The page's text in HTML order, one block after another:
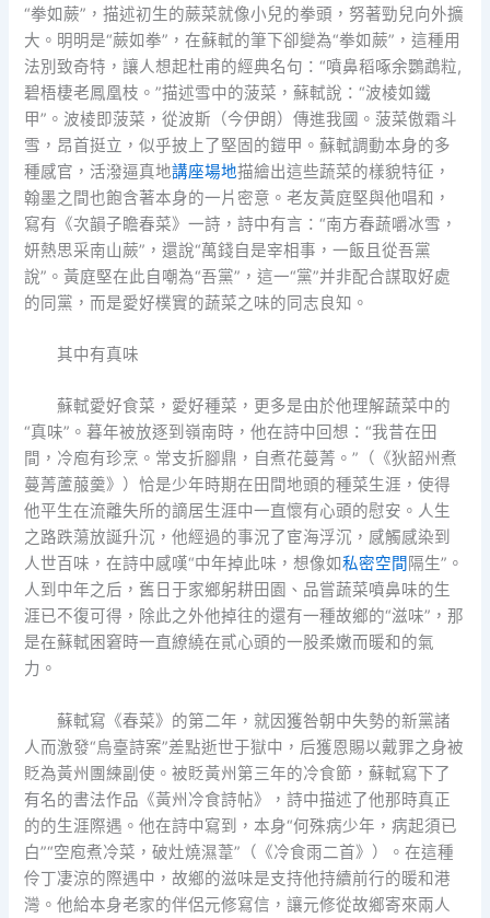
“拳如蕨”，描述初生的蕨菜就像小兒的拳頭，努著勁兒向外擴
大。明明是“蕨如拳”，在蘇軾的筆下卻變為“拳如蕨”，這種用
法別致奇特，讓人想起杜甫的經典名句：“噴鼻稻啄余鸚鵡粒,
碧梧棲老鳳凰枝。”描述雪中的菠菜，蘇軾說：“波棱如鐵
甲”。波棱即菠菜，從波斯（今伊朗）傳進我國。菠菜傲霜斗
雪，昂首挺立，似乎披上了堅固的鎧甲。蘇軾調動本身的多
種感官，活潑逼真地講座場地描繪出這些蔬菜的樣貌特征，
翰墨之間也飽含著本身的一片密意。老友黃庭堅與他唱和，
寫有《次韻子瞻春菜》一詩，詩中有言：“南方春蔬嚼冰雪，
妍熱思采南山蕨”，還說“萬錢自是宰相事，一飯且從吾黨
說”。黃庭堅在此自嘲為“吾黨”，這一“黨”并非配合謀取好處
的同黨，而是愛好樸實的蔬菜之味的同志良知。
其中有真味
蘇軾愛好食菜，愛好種菜，更多是由於他理解蔬菜中的
“真味”。暮年被放逐到嶺南時，他在詩中回想：“我昔在田
間，冷庖有珍烹。常支折腳鼎，自煮花蔓菁。”（《狄韶州煮
蔓菁蘆菔羹》）恰是少年時期在田間地頭的種菜生涯，使得
他平生在流離失所的謫居生涯中一直懷有心頭的慰安。人生
之路跌蕩放誕升沉，他經過的事況了宦海浮沉，感觸感染到
人世百味，在詩中感嘆“中年掉此味，想像如私密空間 隔生”。
人到中年之后，舊日于家鄉躬耕田園、品嘗蔬菜噴鼻味的生
涯已不復可得，除此之外他掉往的還有一種故鄉的“滋味”，那
是在蘇軾困窘時一直繚繞在貳心頭的一股柔嫩而暖和的氣
力。
蘇軾寫《春菜》的第二年，就因獲咎朝中失勢的新黨諸
人而激發“烏臺詩案”差點逝世于獄中，后獲恩賜以戴罪之身被
貶為黃州團練副使。被貶黃州第三年的冷食節，蘇軾寫下了
有名的書法作品《黃州冷食詩帖》，詩中描述了他那時真正
的的生涯際遇。他在詩中寫到，本身“何殊病少年，病起須已
白”“空庖煮冷菜，破灶燒濕葦”（《冷食雨二首》）。在這種
伶丁凄涼的際遇中，故鄉的滋味是支持他持續前行的暖和港
灣。他給本身老家的伴侶元修寫信，讓元修從故鄉寄來兩人